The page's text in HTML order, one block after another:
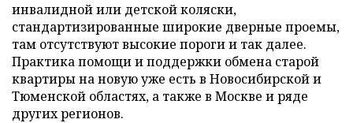
инвалидной или детской коляски,
стандартизированные широкие дверные проемы,
там отсутствуют высокие пороги и так далее.
Практика помощи и поддержки обмена старой
квартиры на новую уже есть в Новосибирской и
Тюменской областях, а также в Москве и ряде
других регионов.